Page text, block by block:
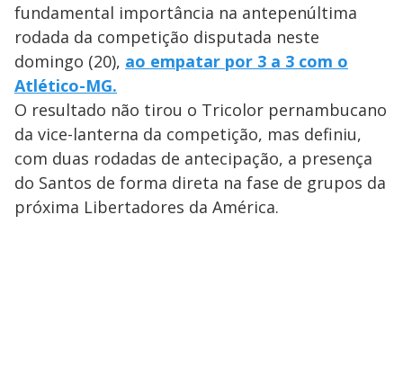
fundamental importância na antepenúltima
rodada da competição disputada neste
domingo (20), ao empatar por 3 a 3 com o
Atlético-MG.
O resultado não tirou o Tricolor pernambucano
da vice-lanterna da competição, mas definiu,
com duas rodadas de antecipação, a presença
do Santos de forma direta na fase de grupos da
próxima Libertadores da América.